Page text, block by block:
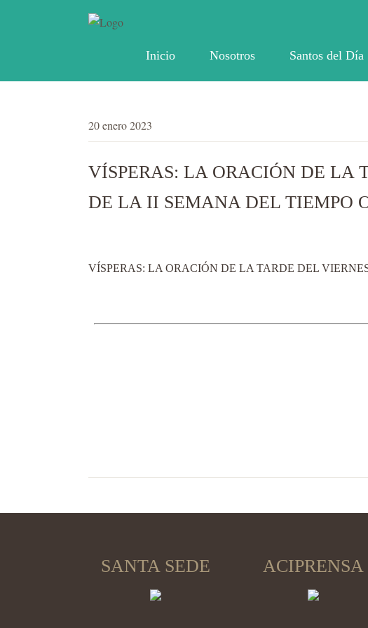
Inicio Nosotros Santos del Día
20 enero 2023
VÍSPERAS: LA ORACIÓN DE LA
DE LA II SEMANA DEL TIEMPO
VÍSPERAS: LA ORACIÓN DE LA TARDE DEL
SANTA SEDE ACIPRENSA